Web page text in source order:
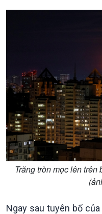
Kinh tế
Tin Kinh tế
Trước giờ mở cửa
Dòng chảy Kinh tế
Sức sống hàng Việt
Khởi nghiệp
Tuyên chiến với gian lận
thương mại
Trăng tròn mọc lên
Ngay sau tuyên bố